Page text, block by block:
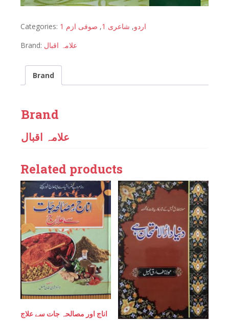
Categories: اردو, شاعری 1 , صوفی ازم 1
Brand: علامہ اقبال
Brand
Brand
علامہ اقبال
Related products
اناج اور مصالحہ جات سے علاج